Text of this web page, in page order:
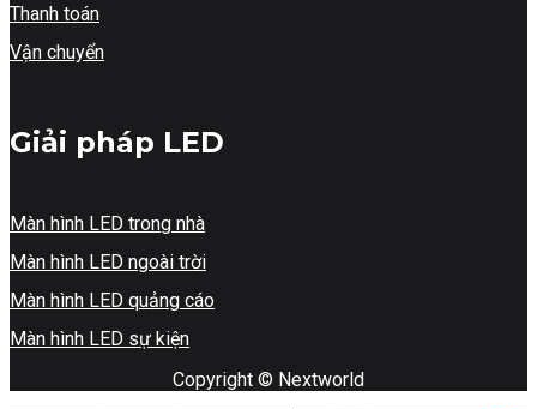
Thanh toán
Vận chuyển
Giải pháp LED
Màn hình LED trong nhà
Màn hình LED ngoài trời
Màn hình LED quảng cáo
Màn hình LED sự kiện
Copyright © Nextworld